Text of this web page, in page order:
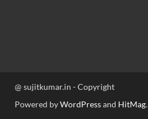
@ sujitkumar.in - Copyright
Powered byWordPressand HitMag.